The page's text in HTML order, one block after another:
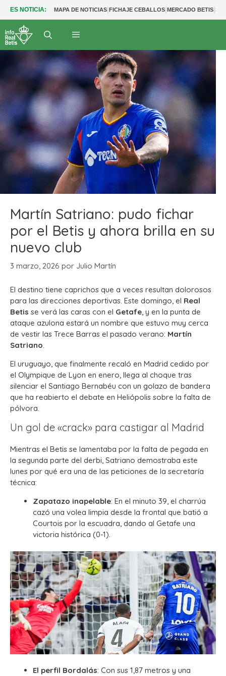
ES NOTICIA: MAPA DE NOTICIAS|FICHAJE CEBALLOS|MERCADO BETIS|
Martín Satriano: pudo fichar
por el Betis y ahora brilla en su
nuevo club
3 marzo, 2026 por Julio Martín
El destino tiene caprichos que a veces resultan dolorosos
para las direcciones deportivas. Este domingo, el Real
Betis se verá las caras con el Getafe, y en la punta de
ataque azulona estará un nombre que estuvo muy cerca
de vestir las Trece Barras el pasado verano: Martín
Satriano.
El uruguayo, que finalmente recaló en Madrid cedido por
el Olympique de Lyon en enero, llega al choque tras
silenciar el Santiago Bernabéu con un golazo de bandera
que ha reabierto el debate en Heliópolis sobre la falta de
pólvora.
Un gol de «crack» para castigar al Madrid
Mientras el Betis se lamentaba por la falta de pegada en
la segunda parte del derbi, Satriano demostraba este
lunes por qué era una de las peticiones de la secretaría
técnica:
Zapatazo inapelable: En el minuto 39, el charrúa
cazó una volea limpia desde la frontal que batió a
Courtois por la escuadra, dando al Getafe una
victoria histórica (0-1).
El perfil Bordalás: Con sus 1,87 metros y una